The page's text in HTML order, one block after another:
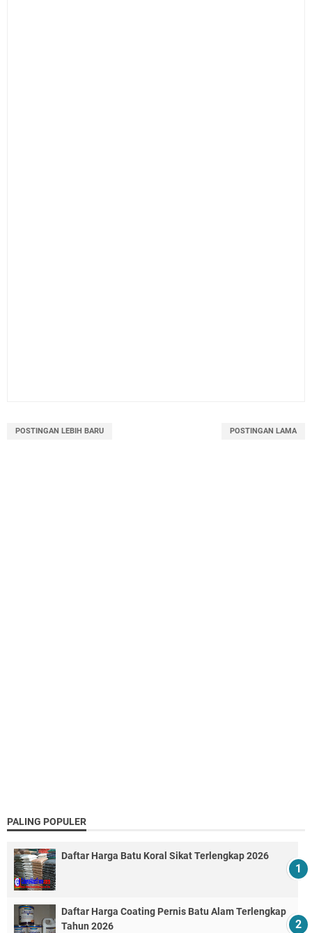
POSTINGAN LEBIH BARU POSTINGAN LAMA
PALING POPULER
Daftar Harga Batu Koral Sikat Terlengkap 2026
Daftar Harga Coating Pernis Batu Alam Terlengkap
Tahun 2026